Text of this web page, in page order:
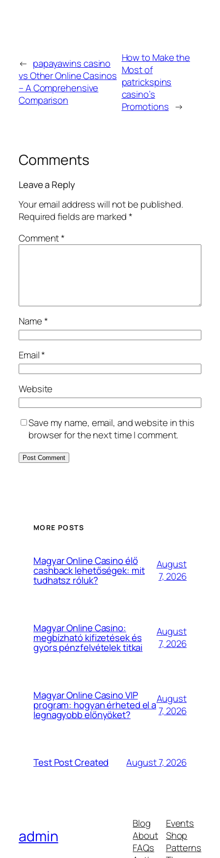
← papayawins casino
vs Other Online Casinos
– A Comprehensive
Comparison
How to Make the
Most of
patrickspins
casino’s
Promotions →
Comments
Leave a Reply
Your email address will not be published.
Required fields are marked*
Comment*
Name*
Email*
Website
Save my name, email, and website in this
browser for the next time I comment.
MORE POSTS
Magyar Online Casino élő
cashback lehetőségek: mit
tudhatsz róluk?
August
7, 2026
Magyar Online Casino:
megbízható kifizetések és
gyors pénzfelvételek titkai
August
7, 2026
Magyar Online Casino VIP
program: hogyan érheted el a
legnagyobb előnyöket?
August
7, 2026
Test Post Created August 7, 2026
admin
Blog
About
FAQs
Events
Shop
Patterns